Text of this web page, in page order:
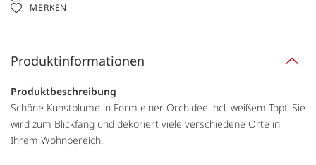
MERKEN
Produktinformationen
Produktbeschreibung
Schöne Kunstblume in Form einer Orchidee incl. weißem Topf. Sie
wird zum Blickfang und dekoriert viele verschiedene Orte in
Ihrem Wohnbereich.